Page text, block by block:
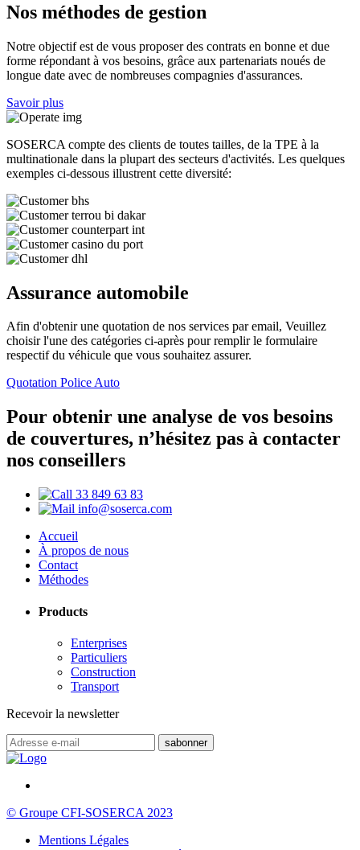
Nos méthodes de gestion
Notre objectif est de vous proposer des contrats en bonne et due
forme répondant à vos besoins, grâce aux partenariats noués de
longue date avec de nombreuses compagnies d'assurances.
Savoir plus
SOSERCA compte des clients de toutes tailles, de la TPE à la
multinationale dans la plupart des secteurs d'activités. Les quelques
exemples ci-dessous illustrent cette diversité:
Assurance automobile
Afin d'obtenir une quotation de nos services par email, Veuillez
choisir l'une des catégories ci-après pour remplir le formulaire
respectif du véhicule que vous souhaitez assurer.
Quotation Police Auto
Pour obtenir une analyse de vos besoins
de couvertures, n’hésitez pas à contacter
nos conseillers
33 849 63 83
info@soserca.com
Accueil
À propos de nous
Contact
Méthodes
Products
Enterprises
Particuliers
Construction
Transport
Recevoir la newsletter
© Groupe CFI-SOSERCA 2023
Mentions Légales